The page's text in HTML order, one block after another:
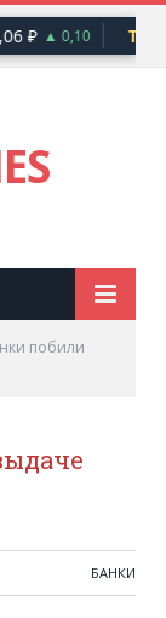
₽ ▲ 0,10 TRY
побили
БАНКИ